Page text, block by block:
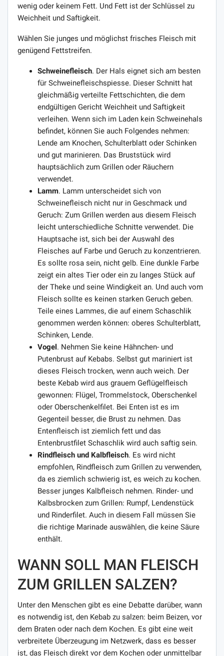
wenig oder keinem Fett. Und Fett ist der Schlüssel zu
Weichheit und Saftigkeit.
Wählen Sie junges und möglichst frisches Fleisch mit
genügend Fettstreifen.
Schweinefleisch. Der Hals eignet sich am besten
für Schweinefleischspiesse. Dieser Schnitt hat
gleichmäßig verteilte Fettschichten, die dem
endgültigen Gericht Weichheit und Saftigkeit
verleihen. Wenn sich im Laden kein Schweinehals
befindet, können Sie auch Folgendes nehmen:
Lende am Knochen, Schulterblatt oder Schinken
und gut marinieren. Das Bruststück wird
hauptsächlich zum Grillen oder Räuchern
verwendet.
Lamm. Lamm unterscheidet sich von
Schweinefleisch nicht nur in Geschmack und
Geruch: Zum Grillen werden aus diesem Fleisch
leicht unterschiedliche Schnitte verwendet. Die
Hauptsache ist, sich bei der Auswahl des
Fleisches auf Farbe und Geruch zu konzentrieren.
Es sollte rosa sein, nicht gelb. Eine dunkle Farbe
zeigt ein altes Tier oder ein zu langes Stück auf
der Theke und seine Windigkeit an. Und auch vom
Fleisch sollte es keinen starken Geruch geben.
Teile eines Lammes, die auf einem Schaschlik
genommen werden können: oberes Schulterblatt,
Schinken, Lende.
Vogel. Nehmen Sie keine Hähnchen- und
Putenbrust auf Kebabs. Selbst gut mariniert ist
dieses Fleisch trocken, wenn auch weich. Der
beste Kebab wird aus grauem Geflügelfleisch
gewonnen: Flügel, Trommelstock, Oberschenkel
oder Oberschenkelfilet. Bei Enten ist es im
Gegenteil besser, die Brust zu nehmen. Das
Entenfleisch ist ziemlich fett und das
Entenbrustfilet Schaschlik wird auch saftig sein.
Rindfleisch und Kalbfleisch. Es wird nicht
empfohlen, Rindfleisch zum Grillen zu verwenden,
da es ziemlich schwierig ist, es weich zu kochen.
Besser junges Kalbfleisch nehmen. Rinder- und
Kalbsbrocken zum Grillen: Rumpf, Lendenstück
und Rinderfilet. Auch in diesem Fall müssen Sie
die richtige Marinade auswählen, die keine Säure
enthält.
WANN SOLL MAN FLEISCH
ZUM GRILLEN SALZEN?
Unter den Menschen gibt es eine Debatte darüber, wann
es notwendig ist, den Kebab zu salzen: beim Beizen, vor
dem Braten oder nach dem Kochen. Es gibt eine weit
verbreitete Überzeugung im Netzwerk, dass es besser
ist, das Fleisch direkt vor dem Kochen oder unmittelbar